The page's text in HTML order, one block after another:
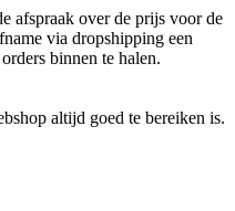
afspraak over de prijs voor de
via dropshipping een
binnen te halen.
altijd goed te bereiken is.